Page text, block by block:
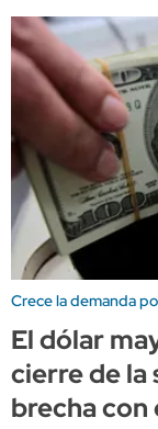
Crece la demanda
El dólar
cierre de la
brecha con